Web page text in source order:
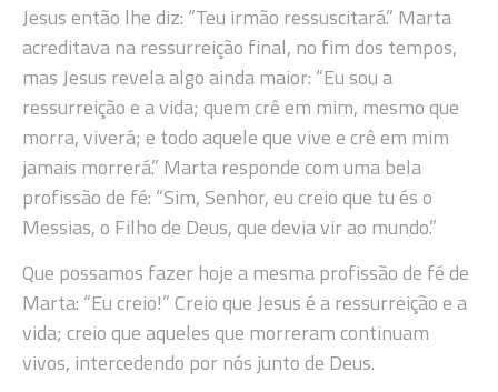
Jesus então lhe diz: “Teu irmão ressuscitará.” Marta
acreditava na ressurreição final, no fim dos tempos,
mas Jesus revela algo ainda maior: “Eu sou a
ressurreição e a vida; quem crê em mim, mesmo que
morra, viverá; e todo aquele que vive e crê em mim
jamais morrerá.” Marta responde com uma bela
profissão de fé: “Sim, Senhor, eu creio que tu és o
Messias, o Filho de Deus, que devia vir ao mundo.”
Que possamos fazer hoje a mesma profissão de fé de
Marta: “Eu creio!” Creio que Jesus é a ressurreição e a
vida; creio que aqueles que morreram continuam
vivos, intercedendo por nós junto de Deus.